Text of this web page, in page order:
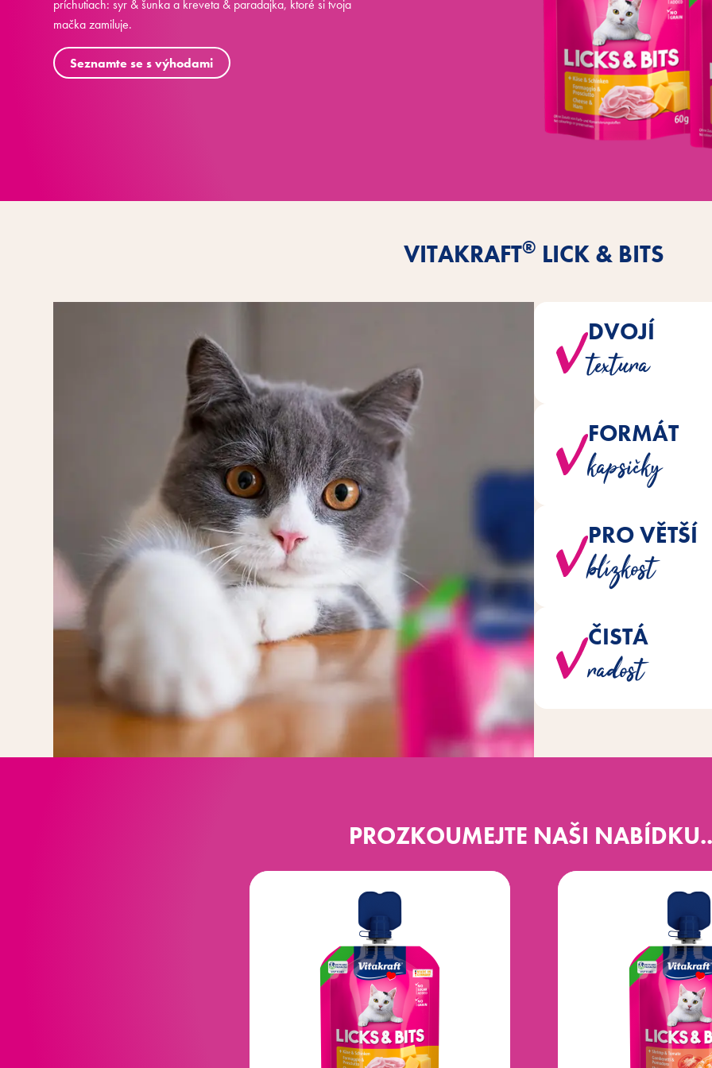
príchutiach: syr & šunka a kreveta & paradajka, ktoré si tvoja
mačka zamiluje.
Seznamte se s výhodami
VITAKRAFT® LICK & BITS
DVOJÍ
textura
Dvojí textura – spojení
FORMÁT
kapsičky
V inovativní, znovu
PRO VĚTŠÍ
blízkost
Lahodný krém můžete
ČISTÁ
radost
Pamlsky jsou vyráběny bez
PROZKOUMEJTE NAŠI